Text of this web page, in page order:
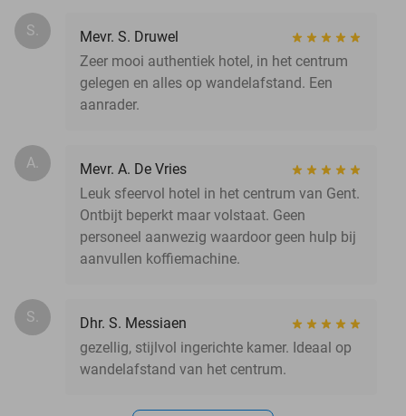
S.
Mevr. S. Druwel
Zeer mooi authentiek hotel, in het centrum
gelegen en alles op wandelafstand. Een
aanrader.
A.
Mevr. A. De Vries
Leuk sfeervol hotel in het centrum van Gent.
Ontbijt beperkt maar volstaat. Geen
personeel aanwezig waardoor geen hulp bij
aanvullen koffiemachine.
S.
Dhr. S. Messiaen
gezellig, stijlvol ingerichte kamer. Ideaal op
wandelafstand van het centrum.